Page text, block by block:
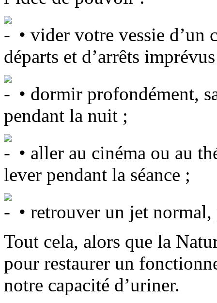
• vider votre vessie
départs et d’arrêts
• dormir profondément,
pendant la nuit ;
• aller au cinéma ou au
lever pendant la séance ;
• retrouver un jet
Tout cela, alors que la
pour restaurer un
notre capacité d’uriner.